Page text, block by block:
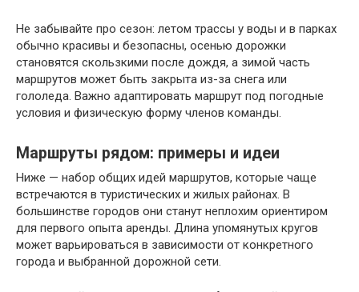
Не забывайте про сезон: летом трассы у воды и в парках
обычно красивы и безопасны, осенью дорожки
становятся скользкими после дождя, а зимой часть
маршрутов может быть закрыта из-за снега или
гололеда. Важно адаптировать маршрут под погодные
условия и физическую форму членов команды.
Маршруты рядом: примеры и идеи
Ниже — набор общих идей маршрутов, которые чаще
встречаются в туристических и жилых районах. В
большинстве городов они станут неплохим ориентиром
для первого опыта аренды. Длина упомянутых кругов
может варьироваться в зависимости от конкретного
города и выбранной дорожной сети.